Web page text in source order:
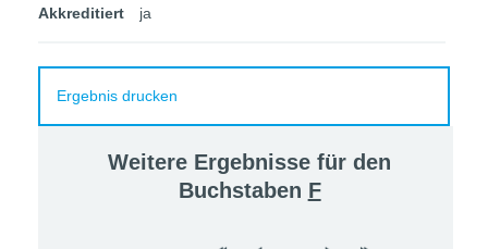
Akkreditiert ja
Ergebnis drucken
Weitere Ergebnisse für den
Buchstaben F